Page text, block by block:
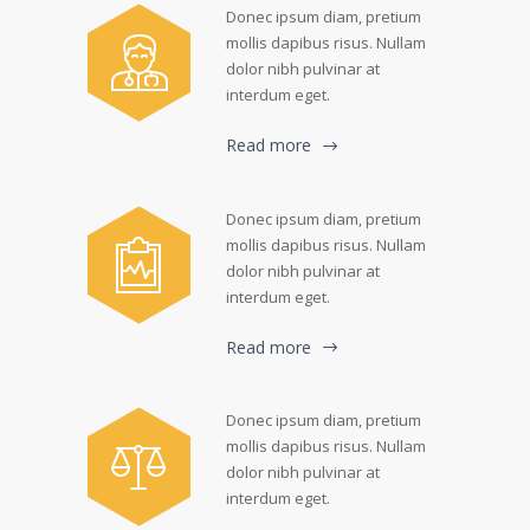
Donec ipsum diam, pretium
mollis dapibus risus. Nullam
dolor nibh pulvinar at
interdum eget.
Read more
Donec ipsum diam, pretium
mollis dapibus risus. Nullam
dolor nibh pulvinar at
interdum eget.
Read more
Donec ipsum diam, pretium
mollis dapibus risus. Nullam
dolor nibh pulvinar at
interdum eget.